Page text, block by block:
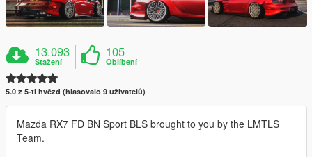
13.093
Stažení
105
Oblíbení
5.0 z 5-ti hvězd (hlasovalo 9 uživatelů)
Mazda RX7 FD BN Sport BLS brought to you by the LMTLS
Team.